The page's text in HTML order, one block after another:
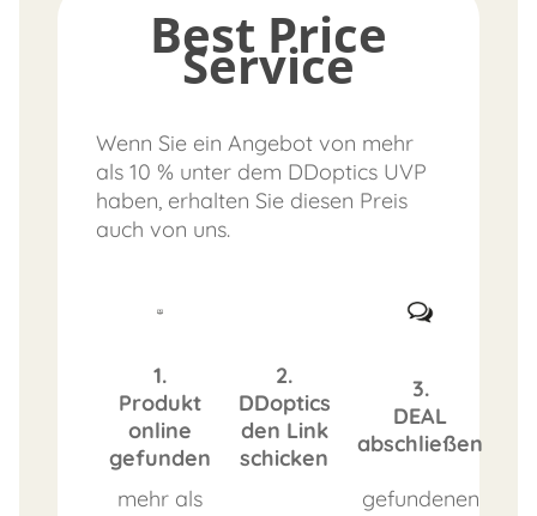
Best Price
Service
Wenn Sie ein Angebot von mehr
als 10 % unter dem DDoptics UVP
haben, erhalten Sie diesen Preis
auch von uns.
1.
Produkt
online
gefunden
2.
DDoptics
den Link
schicken
3.
DEAL
abschließen
mehr als
gefundenen